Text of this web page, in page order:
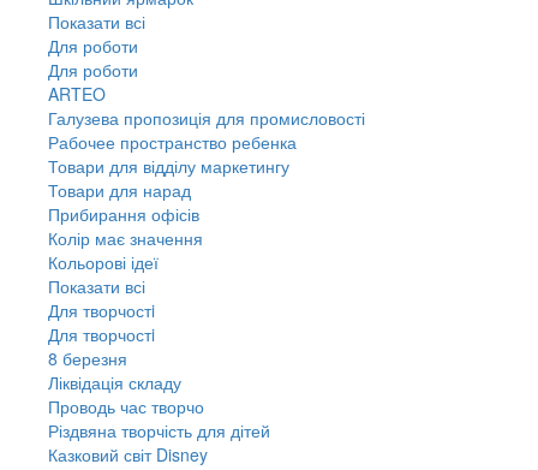
Показати всі
Для роботи
Для роботи
ARTEO
Галузева пропозиція для промисловості
Рабочее пространство ребенка
Товари для відділу маркетингу
Товари для нарад
Прибирання офісів
Колір має значення
Кольорові ідеї
Показати всі
Для творчостi
Для творчостi
8 березня
Ліквідація складу
Проводь час творчо
Різдвяна творчість для дітей
Казковий світ Disney